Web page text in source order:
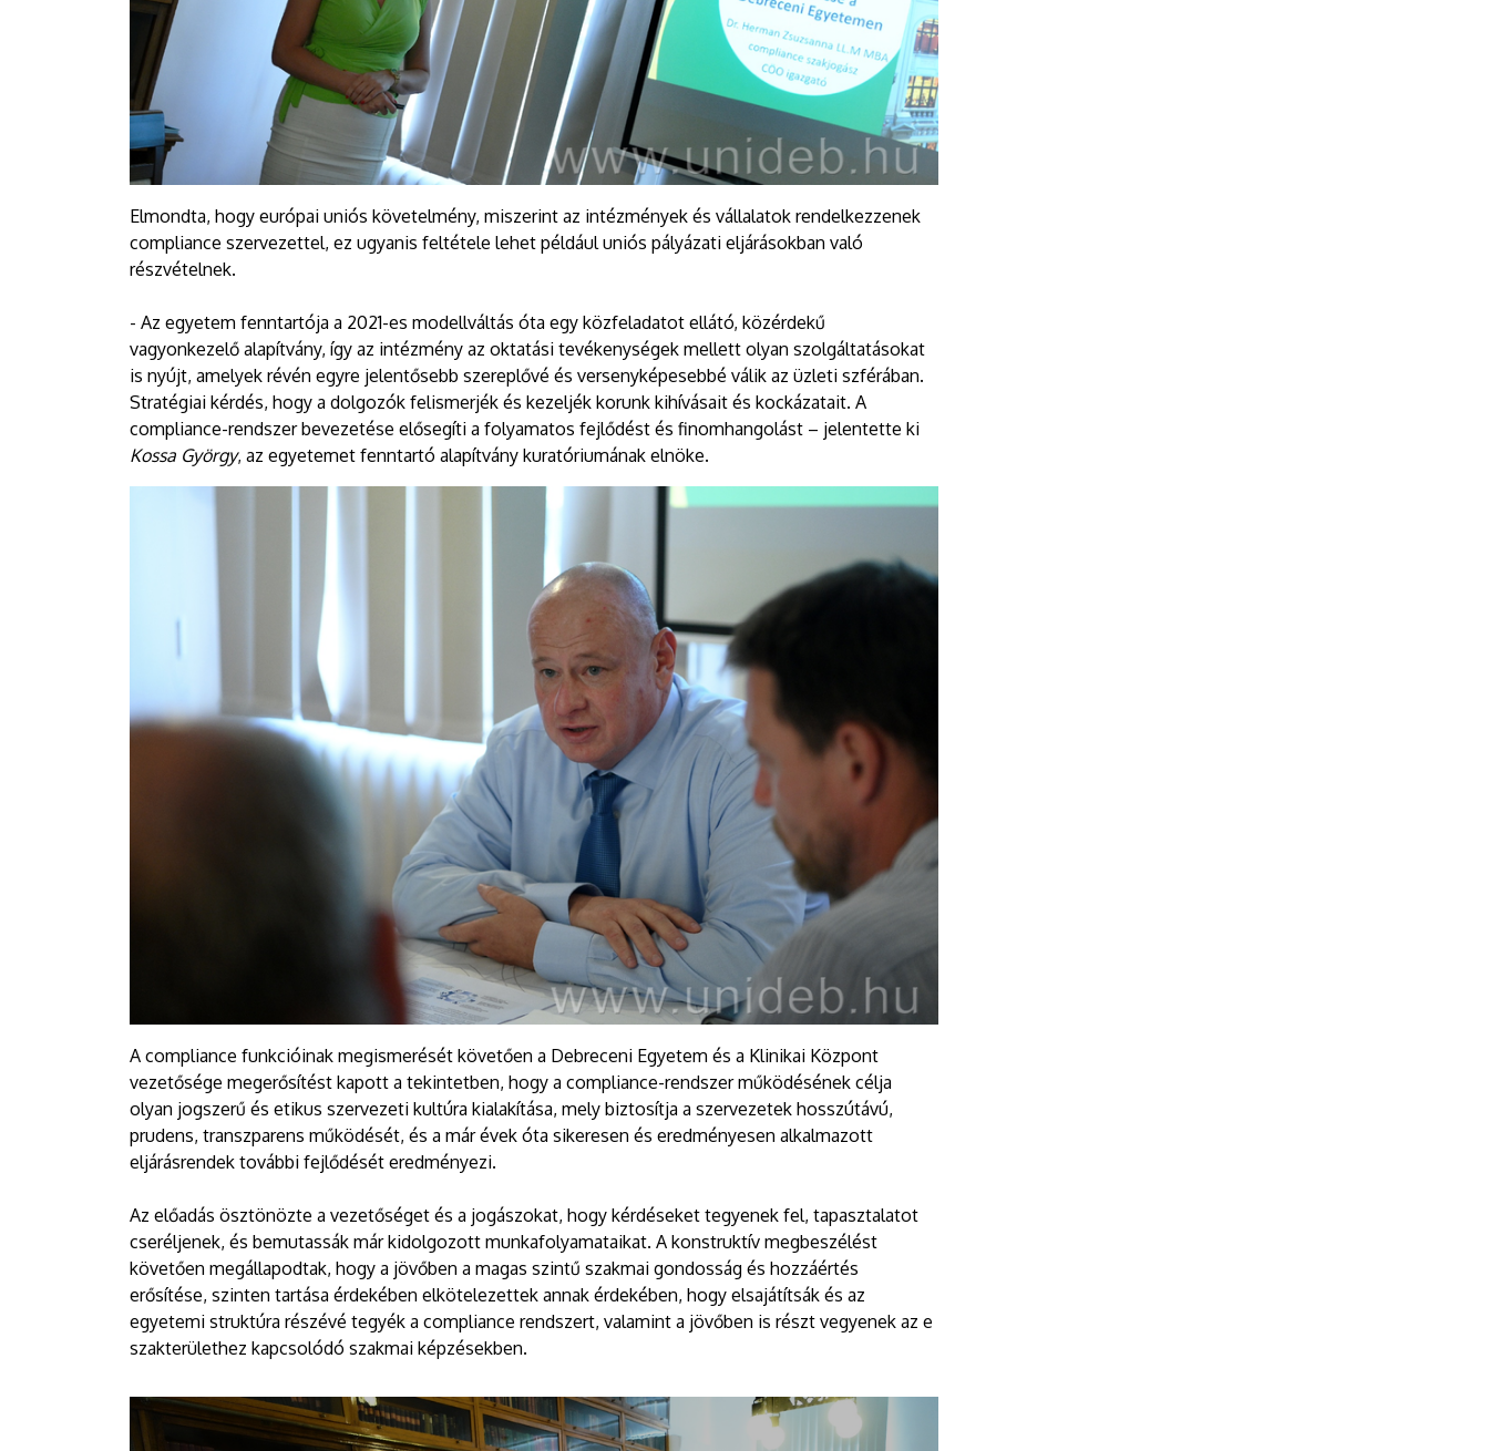
Elmondta, hogy európai uniós követelmény, miszerint az intézmények és vállalatok rendelkezzenek
compliance szervezettel, ez ugyanis feltétele lehet például uniós pályázati eljárásokban való
részvételnek.
- Az egyetem fenntartója a 2021-es modellváltás óta egy közfeladatot ellátó, közérdekű
vagyonkezelő alapítvány, így az intézmény az oktatási tevékenységek mellett olyan szolgáltatásokat
is nyújt, amelyek révén egyre jelentősebb szereplővé és versenyképesebbé válik az üzleti szférában.
Stratégiai kérdés, hogy a dolgozók felismerjék és kezeljék korunk kihívásait és kockázatait. A
compliance-rendszer bevezetése elősegíti a folyamatos fejlődést és finomhangolást – jelentette ki
Kossa György, az egyetemet fenntartó alapítvány kuratóriumának elnöke.
A compliance funkcióinak megismerését követően a Debreceni Egyetem és a Klinikai Központ
vezetősége megerősítést kapott a tekintetben, hogy a compliance-rendszer működésének célja
olyan jogszerű és etikus szervezeti kultúra kialakítása, mely biztosítja a szervezetek hosszútávú,
prudens, transzparens működését, és a már évek óta sikeresen és eredményesen alkalmazott
eljárásrendek további fejlődését eredményezi.
Az előadás ösztönözte a vezetőséget és a jogászokat, hogy kérdéseket tegyenek fel, tapasztalatot
cseréljenek, és bemutassák már kidolgozott munkafolyamataikat. A konstruktív megbeszélést
követően megállapodtak, hogy a jövőben a magas szintű szakmai gondosság és hozzáértés
erősítése, szinten tartása érdekében elkötelezettek annak érdekében, hogy elsajátítsák és az
egyetemi struktúra részévé tegyék a compliance rendszert, valamint a jövőben is részt vegyenek az e
szakterülethez kapcsolódó szakmai képzésekben.